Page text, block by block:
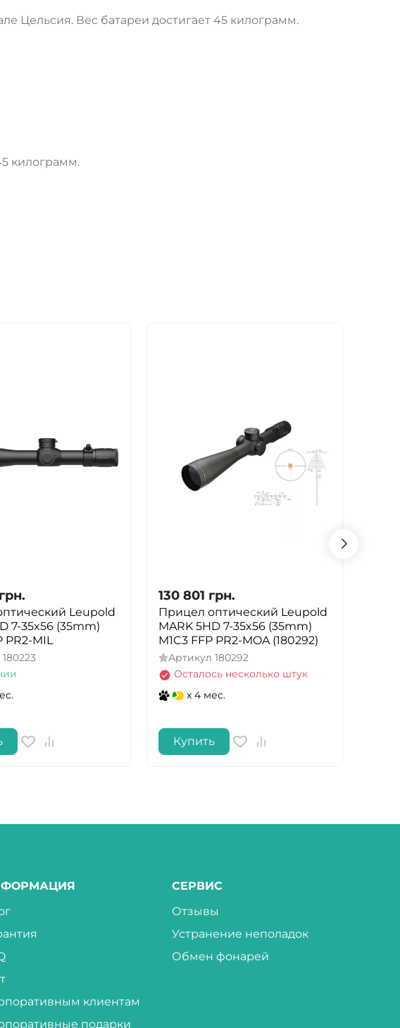
Цельсия. Вес батареи достигает 45 килограмм.
килограмм.
грн.
Leupold
7-35x56 (35mm)
PR2-MIL
180223
130 801 грн.
Прицел оптический Leupold
MARK 5HD 7-35x56 (35mm)
M1C3 FFP PR2-MOA (180292)
Артикул 180292
Осталось несколько штук
x 4 мес.
Купить
клиентам
подарки
СЕРВИС
Отзывы
Устранение неполадок
Обмен фонарей